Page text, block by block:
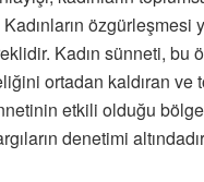
Kadın sünneti,
ortadan kaldıran ve
etkili olduğu
denetimi